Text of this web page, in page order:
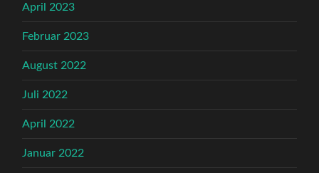
April 2023
Februar 2023
August 2022
Juli 2022
April 2022
Januar 2022